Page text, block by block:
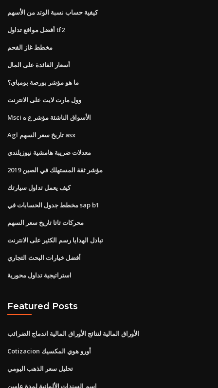
كيفية حساب نسبة الوتد من الأسهم
أفضل مواقع تداول tf2
مخطط غاز الفحم
أسعار الفائدة على المال
ما هو مؤشر بورصة بومباي؟
وول مارت لايت على الانترنت
Msci الأسواق الناشئة مؤشر ع ه
Agl تاريخ سعر السهم asx
معدلات ضريبة هامشية نيوزيلندي
مؤشر ثقة المستهلك في الصين 2019
كيف يعمل تداول سيارتك
مخطط جدول الحسابات في sap b1
محركات تاتا تاريخ سعر السهم
تبادل الهدايا رسم الكثير على الانترنت
أفضل خيارات البحث التجاري
استراتيجية تداول محورية
Featured Posts
الأوراق المالية لنتائج الأوراق المالية اندماج الضرائب
Cotizacion أورو هوي المكسيك
تحليل سعر الذهب اليومي
اسم السندات الألمانية لمدة عامين